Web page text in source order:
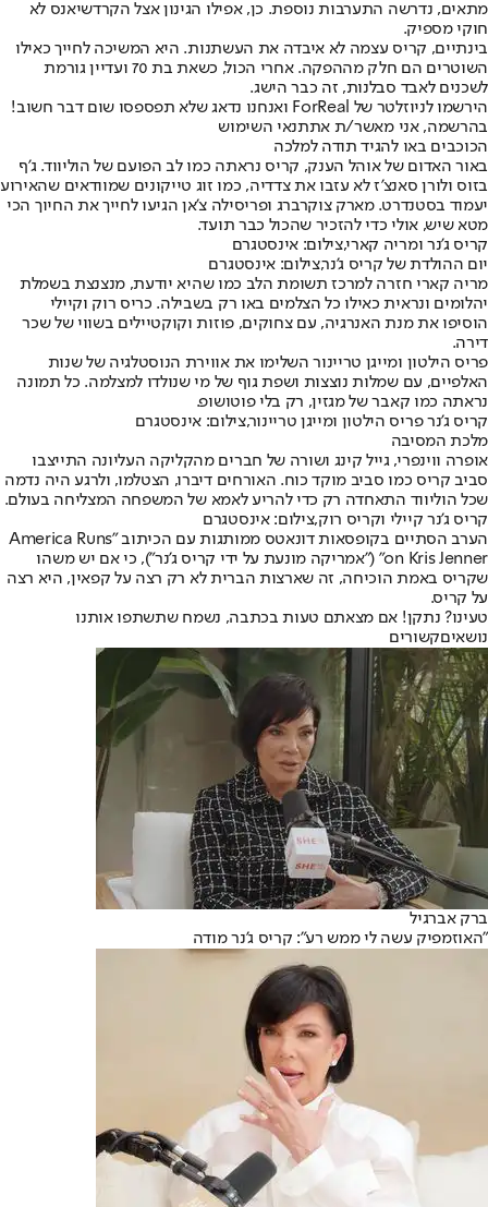
מתאים, נדרשה התערבות נוספת. כן, אפילו הגינון אצל הקרדשיאנס לא
חוקי מספיק.
בינתיים, קריס עצמה לא איבדה את העשתנות. היא המשיכה לחייך כאילו
השוטרים הם חלק מההפקה. אחרי הכול, כשאת בת 70 ועדיין גורמת
לשכנים לאבד סבלנות, זה כבר הישג.
הירשמו לניוזלטר של ForReal ואנחנו נדאג שלא תפספסו שום דבר חשוב!
בהרשמה, אני מאשר/ת אתתנאי השימוש
הכוכבים באו להגיד תודה למלכה
באור האדום של אוהל הענק, קריס נראתה כמו לב הפועם של הוליווד. ג'ף
בזוס ולורן סאנצ'ז לא עזבו את צדדיה, כמו זוג טייקונים שמוודאים שהאירוע
יעמוד בסטנדרט. מארק צוקרברג ופריסילה צ'אן הגיעו לחייך את החיוך הכי
מטא שיש, אולי כדי להזכיר שהכול כבר תועד.
קריס ג'נר ומריה קארי,צילום: אינסטגרם
יום ההולדת של קריס ג'נר,צילום: אינסטגרם
מריה קארי חזרה למרכז תשומת הלב כמו שהיא יודעת, מנצנצת בשמלת
יהלומים ונראית כאילו כל הצלמים באו רק בשבילה. כריס רוק וקיילי
הוסיפו את מנת האנרגיה, עם צחוקים, פוזות וקוקטיילים בשווי של שכר
דירה.
פריס הילטון ומייגן טריינור השלימו את אווירת הנוסטלגיה של שנות
האלפיים, עם שמלות נוצצות ושפת גוף של מי שנולדו למצלמה. כל תמונה
נראתה כמו קאבר של מגזין, רק בלי פוטושופ.
קריס ג'נר פריס הילטון ומייגן טריינור,צילום: אינסטגרם
מלכת המסיבה
אופרה ווינפרי, גייל קינג ושורה של חברים מהקליקה העליונה התייצבו
סביב קריס כמו סביב מוקד כוח. האורחים דיברו, הצטלמו, ולרגע היה נדמה
שכל הוליווד התאחדה רק כדי להריע לאמא של המשפחה המצליחה בעולם.
קריס ג'נר קיילי וקריס רוק,צילום: אינסטגרם
הערב הסתיים בקופסאות דונאטס ממותגות עם הכיתוב "America Runs
on Kris Jenner" ("אמריקה מונעת על ידי קריס ג'נר"), כי אם יש משהו
שקריס באמת הוכיחה, זה שארצות הברית לא רק רצה על קפאין, היא רצה
על קריס.
טעינו? נתקן! אם מצאתם טעות בכתבה, נשמח שתשתפו אותנו
נושאיםקשורים
ברק אברגיל
"האוזמפיק עשה לי ממש רע": קריס ג'נר מודה